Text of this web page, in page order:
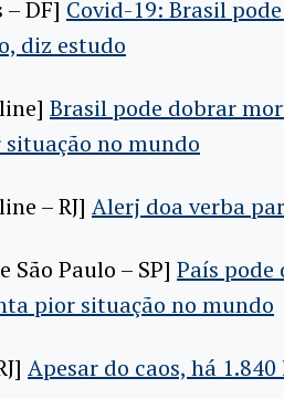
DF] Covid-19: Brasil
diz estudo
Brasil pode dobrar
no mundo
– RJ] Alerj doa verba
São Paulo – SP] País
pior situação no mundo
Apesar do caos, há